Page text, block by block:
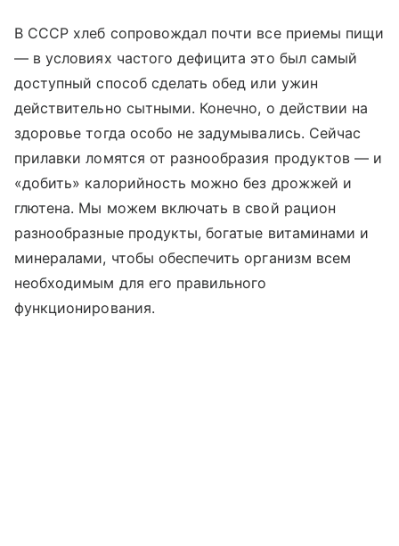
В СССР хлеб сопровождал почти все приемы пищи
— в условиях частого дефицита это был самый
доступный способ сделать обед или ужин
действительно сытными. Конечно, о действии на
здоровье тогда особо не задумывались. Сейчас
прилавки ломятся от разнообразия продуктов — и
«добить» калорийность можно без дрожжей и
глютена. Мы можем включать в свой рацион
разнообразные продукты, богатые витаминами и
минералами, чтобы обеспечить организм всем
необходимым для его правильного
функционирования.